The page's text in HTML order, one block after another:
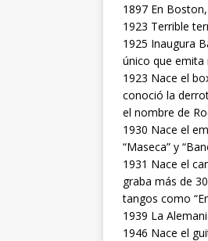
1897 En
1923 Terrible
1925 Inaugura
único que emita
1923 Nace el
conoció la
el nombre de
1930 Nace el
“Maseca” y
1931 Nace el
graba más de
tangos como
1939 La
1946 Nace el